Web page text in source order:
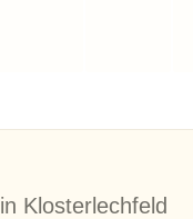
Klosterlechfeld